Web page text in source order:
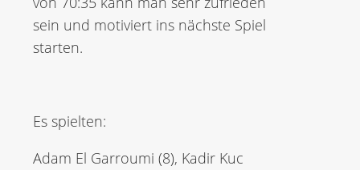
sein und motiviert ins nächste Spiel
starten.
Es spielten:
Adam El Garroumi (8), Kadir Kuc